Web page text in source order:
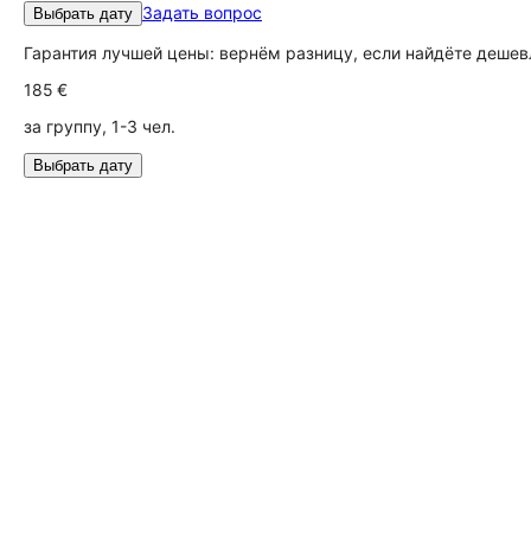
Выбрать дату Задать вопрос
Гарантия лучшей цены: вернём разницу, если найдёте
185 €
за группу, 1-3 чел.
Выбрать дату